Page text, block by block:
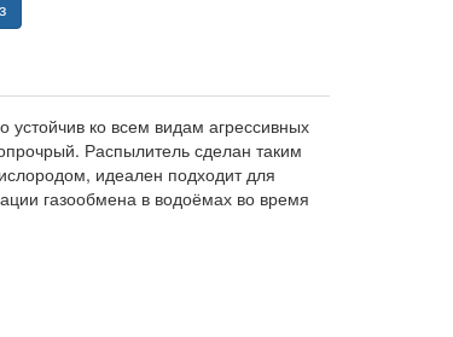
устойчив ко всем видам агрессивных
Распылитель сделан таким
идеален подходит для
газообмена в водоёмах во время